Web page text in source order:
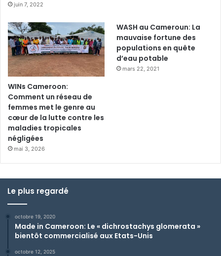
juin 7, 2022
WINs Cameroon:
Comment un réseau de
femmes met le genre au
cœur de la lutte contre les
maladies tropicales
négligées
mai 3, 2026
WASH au Cameroun: La
mauvaise fortune des
populations en quête
d’eau potable
mars 22, 2021
Le plus regardé
octobre 19, 2020
Made in Cameroon: Le « dichrostachys glomerata »
bientôt commercialisé aux Etats-Unis
octobre 12, 2025